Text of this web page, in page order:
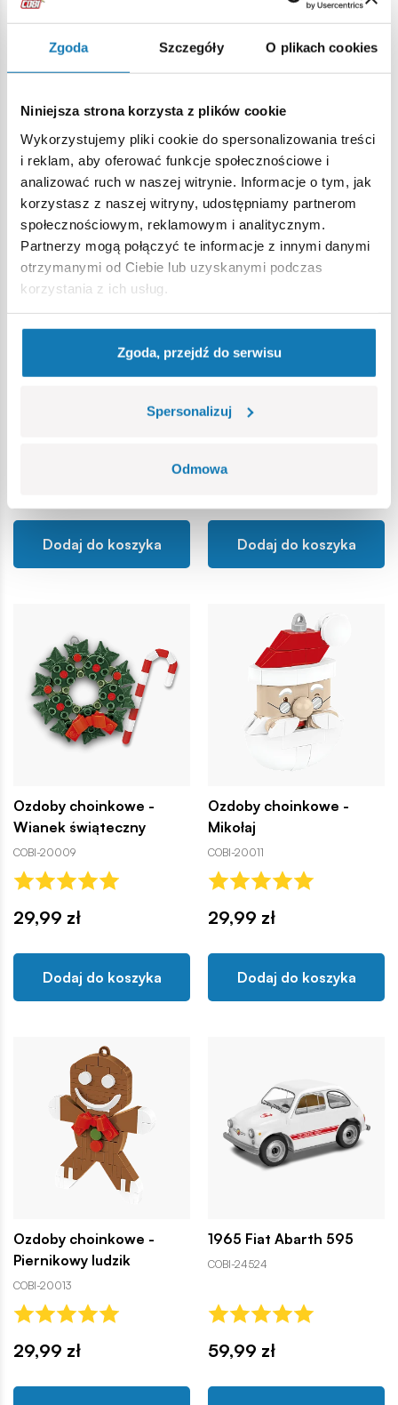
Zgoda Szczegóły O plikach cookies
Niniejsza strona korzysta z plików cookie
Wykorzystujemy pliki cookie do spersonalizowania treści
i reklam, aby oferować funkcje społecznościowe i
analizować ruch w naszej witrynie. Informacje o tym, jak
korzystasz z naszej witryny, udostępniamy partnerom
społecznościowym, reklamowym i analitycznym.
Partnerzy mogą połączyć te informacje z innymi danymi
otrzymanymi od Ciebie lub uzyskanymi podczas
korzystania z ich usług.
Zgoda, przejdź do serwisu
Spersonalizuj
Odmowa
39,99 zł
Dodaj do koszyka
79,99 zł
Dodaj do koszyka
Ozdoby choinkowe -
Dodaj do koszyka
Ozdoby choinkowe -
COBI-20012
Dodaj do koszyka
Ozdoby choinkowe -
Wianek świąteczny
COBI-20009
29,99 zł
Dodaj do koszyka
Ozdoby choinkowe -
Mikołaj
COBI-20011
29,99 zł
Dodaj do koszyka
Ozdoby choinkowe -
Piernikowy ludzik
COBI-20013
29,99 zł
1965 Fiat Abarth 595
COBI-24524
59,99 zł